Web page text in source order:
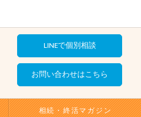
LINEで個別相談
お問い合わせはこちら
相続・終活マガジン